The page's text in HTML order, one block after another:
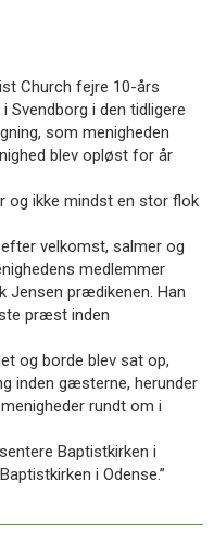
Church fejre 10-års
Svendborg i den tidligere
som menigheden
blev opløst for år
og ikke mindst en stor flok
velkomst, salmer og
medlemmer
Jensen prædikenen. Han
præst inden
og borde blev sat op,
inden gæsterne, herunder
rundt om i
Baptistkirken i
i Odense.”